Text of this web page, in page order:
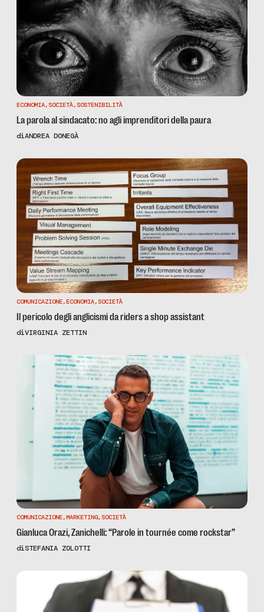
ECONOMIA, SOCIETÀ, SOSTENIBILITÀ
La parola al sindacato: no agli imprenditori della paura
diANDREA DONEGÀ
COMUNICAZIONE,ECONOMIA, SOCIETÀ
Il pericolo degli anglicismi da riders a shop assistant
diVIRGINIA ZETTIN
COMUNICAZIONE,MARKETING, SOCIETÀ
Gianluca Orazi, Zanichelli: “Parole in tournée come rockstar”
diSTEFANIA ZOLOTTI